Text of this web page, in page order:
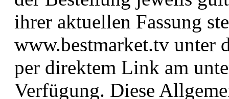
ihrer aktuellen Fassung
www.bestmarket.tv unter
per direktem Link am
Verfügung. Diese